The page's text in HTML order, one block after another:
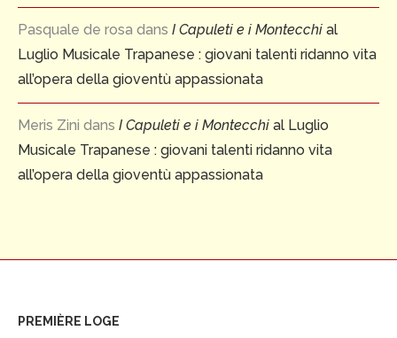
Pasquale de rosa dans I Capuleti e i Montecchi al
Luglio Musicale Trapanese : giovani talenti ridanno vita
all’opera della gioventù appassionata
Meris Zini dans I Capuleti e i Montecchi al Luglio
Musicale Trapanese : giovani talenti ridanno vita
all’opera della gioventù appassionata
PREMIÈRE LOGE